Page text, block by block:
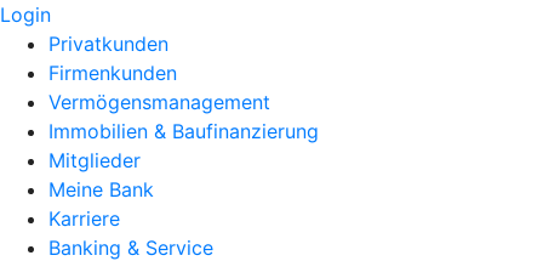
Login
Privatkunden
Firmenkunden
Vermögensmanagement
Immobilien & Baufinanzierung
Mitglieder
Meine Bank
Karriere
Banking & Service